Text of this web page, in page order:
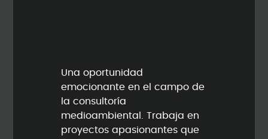
Una oportunidad
emocionante en el campo de
la consultoría
medioambiental. Trabaja en
proyectos apasionantes que